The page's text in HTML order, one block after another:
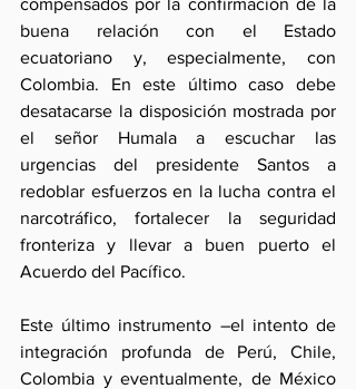
compensados por la confirmación de la
buena relación con el Estado
ecuatoriano y, especialmente, con
Colombia. En este último caso debe
desatacarse la disposición mostrada por
el señor Humala a escuchar las
urgencias del presidente Santos a
redoblar esfuerzos en la lucha contra el
narcotráfico, fortalecer la seguridad
fronteriza y llevar a buen puerto el
Acuerdo del Pacífico.
Este último instrumento –el intento de
integración profunda de Perú, Chile,
Colombia y eventualmente, de México